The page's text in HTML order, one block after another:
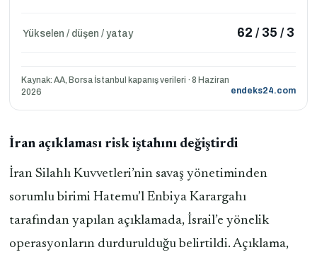
Yükselen / düşen / yatay 62 / 35 / 3
Kaynak: AA, Borsa İstanbul kapanış verileri · 8 Haziran
2026
endeks24.com
İran açıklaması risk iştahını değiştirdi
İran Silahlı Kuvvetleri’nin savaş yönetiminden
sorumlu birimi Hatemu’l Enbiya Karargahı
tarafından yapılan açıklamada, İsrail’e yönelik
operasyonların durdurulduğu belirtildi. Açıklama,